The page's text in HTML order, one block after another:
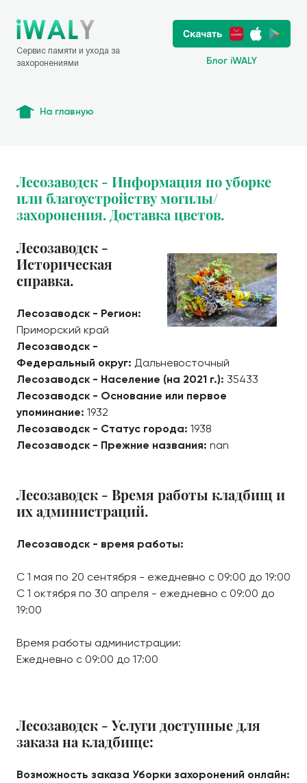
Сервис памяти и ухода за
захоронениями
Блог iWALY
На главную
Лесозаводск - Информация по уборке
или благоустройству могилы/
захоронения. Доставка цветов.
Лесозаводск -
Историческая
справка.
Лесозаводск - Регион:
Приморский край
Лесозаводск -
Федеральный округ: Дальневосточный
Лесозаводск - Население (на 2021 г.): 35433
Лесозаводск - Основание или первое
упоминание: 1932
Лесозаводск - Статус города: 1938
Лесозаводск - Прежние названия: nan
Лесозаводск - Время работы кладбищ и
их администраций.
Лесозаводск - время работы:
С 1 мая по 20 сентября - ежедневно с 09:00 до 19:00
С 1 октября по 30 апреля - ежедневно с 09:00 до
19:00
Время работы администрации:
Ежедневно с 09:00 до 17:00
Лесозаводск - Услуги доступные для
заказа на кладбище:
Возможность заказа Уборки захоронений онлайн: